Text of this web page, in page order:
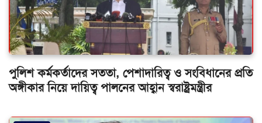
পুলিশ কর্মকর্তাদের সততা, পেশাদারিত্ব ও সংবিধানের প্রতি
অঙ্গীকার নিয়ে দায়িত্ব পালনের আহ্বান স্বরাষ্ট্রমন্ত্রীর